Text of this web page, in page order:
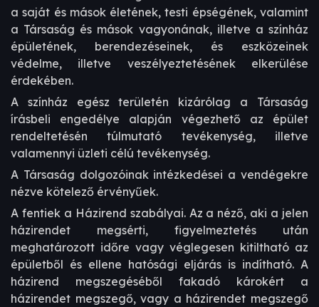
a saját és mások életének, testi épségének, valamint
a Társaság és mások vagyonának, illetve a színház
épületének, berendezéseinek, és eszközeinek
védelme, illetve veszélyeztetésének elkerülése
érdekében.
A színház egész területén kizárólag a Társaság
írásbeli engedélye alapján végezhető az épület
rendeltetésén túlmutató tevékenység, illetve
valamennyi üzleti célú tevékenység.
A Társaság dolgozóinak intézkedései a vendégekre
nézve kötelező érvényűek.
A fentiek a Házirend szabályai. Az a néző, aki a jelen
házirendet megsérti, figyelmeztetés után
meghatározott időre vagy véglegesen kitiltható az
épületből és ellene hatósági eljárás is indítható. A
házirend megszegéséből fakadó károkért a
házirendet megszegő, vagy a házirendet megszegő